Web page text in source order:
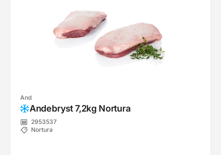
And
Andebryst 7,2kg Nortura
2953537
Nortura